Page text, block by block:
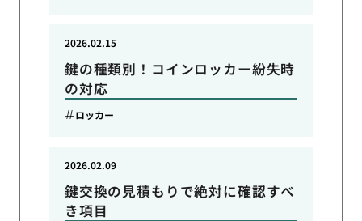
鍵の種類別！コインロッカー紛失時
の対応
2026.02.15
ロッカー
鍵交換の見積もりで絶対に確認すべ
き項目
2026.02.09